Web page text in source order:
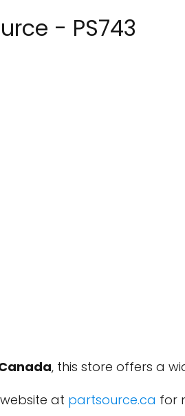
- PS743
, this store offers a
at partsource.ca for